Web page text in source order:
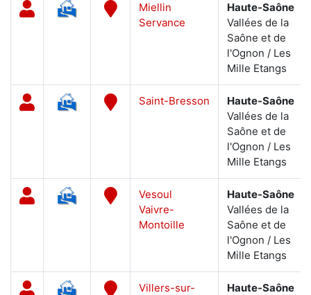
Miellin
Servance
Haute-Saône
Vallées de la
Saône et de
l'Ognon / Les
Mille Etangs
Saint-Bresson
Haute-Saône
Vallées de la
Saône et de
l'Ognon / Les
Mille Etangs
Vesoul
Vaivre-
Montoille
Haute-Saône
Vallées de la
Saône et de
l'Ognon / Les
Mille Etangs
Villers-sur-
Haute-Saône